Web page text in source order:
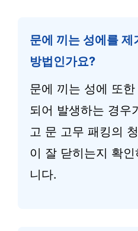
문에 끼는 성에를
방법인가요?
문에 끼는 성에 또
되어 발생하는 경우
고 문 고무 패킹의
이 잘 닫히는지 확
니다.